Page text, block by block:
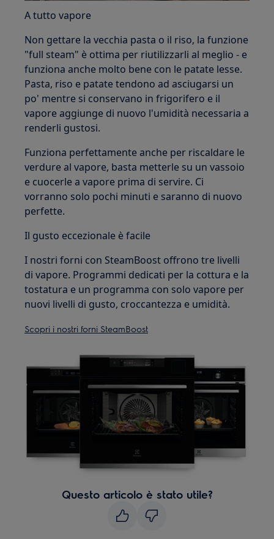
A tutto vapore
Non gettare la vecchia pasta o il riso, la funzione
"full steam" è ottima per riutilizzarli al meglio - e
funziona anche molto bene con le patate lesse.
Pasta, riso e patate tendono ad asciugarsi un
po' mentre si conservano in frigorifero e il
vapore aggiunge di nuovo l'umidità necessaria a
renderli gustosi.
Funziona perfettamente anche per riscaldare le
verdure al vapore, basta metterle su un vassoio
e cuocerle a vapore prima di servire. Ci
vorranno solo pochi minuti e saranno di nuovo
perfette.
Il gusto eccezionale è facile
I nostri forni con SteamBoost offrono tre livelli
di vapore. Programmi dedicati per la cottura e la
tostatura e un programma con solo vapore per
nuovi livelli di gusto, croccantezza e umidità.
Scopri i nostri forni SteamBoost
Questo articolo è stato utile?